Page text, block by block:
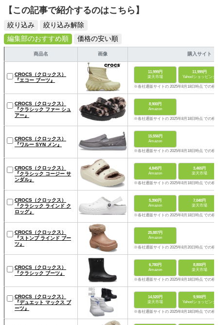
【この記事で紹介するのはこちら】
絞り込み
絞り込み解除
編集部のおすすめ順
価格の安い順
商品名 画像 購入サイト
CROCS（クロックス）
『エコー ブーツ』
11,999円
楽天市場
11,999円
Yahoo!ショッピング
※各社通販サイトの 2025年8月18日時点 での税
CROCS（クロックス）
『クラシック ファー シュ
アー』
8,900円
Amazon
※各社通販サイトの 2025年8月18日時点 での税
CROCS（クロックス）
『ワルー SYN メン』
15,556円
Amazon
※各社通販サイトの 2025年8月18日時点 での税
CROCS（クロックス）
『クラシック コージー サ
ンダル』
4,845円
Amazon
3,465円
楽天市場
※各社通販サイトの 2025年8月18日時点 での税
CROCS（クロックス）
『クラシック ラインド ク
ロッグ』
5,390円
Amazon
7,040円
楽天市場
※各社通販サイトの 2025年8月18日時点 での税
CROCS（クロックス）
『ストンプ ラインド ブー
ツ』
25,887円
Amazon
※各社通販サイトの 2025年8月20日時点 での税
CROCS（クロックス）
『クラシック ブーツ』
6,780円
Amazon
8,800円
楽天市場
※各社通販サイトの 2025年8月18日時点 での税
CROCS（クロックス）
『デュエット マックス ブ
ーツ』
14,520円
楽天市場
9,900円
Yahoo!ショッピング
※各社通販サイトの 2025年8月18日時点 での税